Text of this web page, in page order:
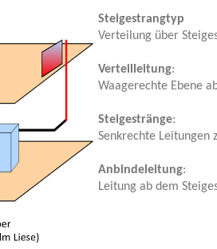
Steigestrangtyp
Verteilung über
Verteilleitung:
Waagerechte Ebene
Steigestränge:
Senkrechte Leitungen
Anbindeleitung:
Leitung ab dem